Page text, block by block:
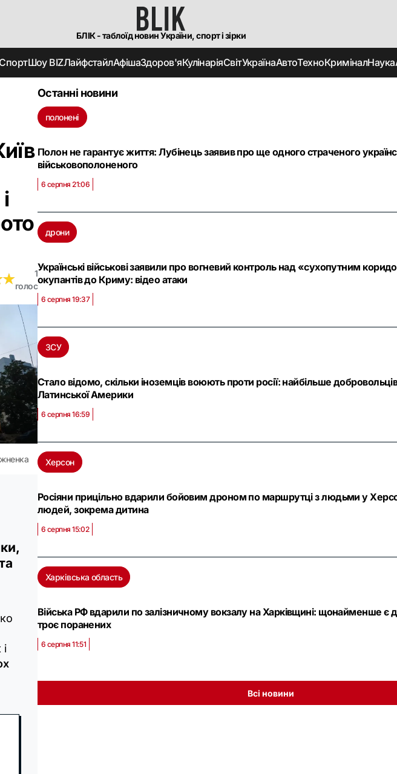
БЛІК - таблоїд новин України, спорт і зірки
СпортШоу BIZЛайфстайлАфішаЗдоров'яКулінаріяСвітУкраїнаАвтоТехноКриміналНаука
★
★
1
голос
Останні новини
полонені
Полон не гарантує життя: Лубінець заявив про ще одного страченого
військовополоненого
6 серпня 21:06
дрони
Українські військові заявили про вогневий контроль над «сухопутним
окупантів до Криму: відео атаки
6 серпня 19:37
ЗСУ
Стало відомо, скільки іноземців воюють проти росії: найбільше добровольців
Латинської Америки
6 серпня 16:59
Херсон
Росіяни прицільно вдарили бойовим дроном по маршрутці з людьми у
людей, зокрема дитина
6 серпня 15:02
Харківська область
Війська РФ вдарили по залізничному вокзалу на Харківщині: щонайменше є
троє поранених
6 серпня 11:51
Всі новини